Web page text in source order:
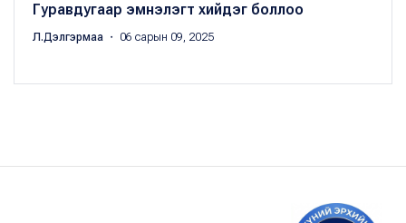
Гуравдугаар эмнэлэгт хийдэг боллоо
Л.Дэлгэрмаа ・ 06 сарын 09, 2025